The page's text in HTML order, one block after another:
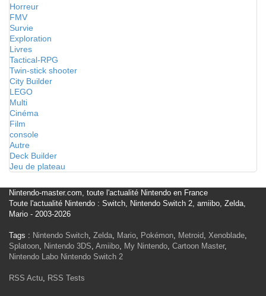
Horreur
FMV
Survie
Exploration
Livres
Tactical-RPG
Twin-stick shooter
City Builder
LEGO
Multi
Cinéma
Film
console
Autre
Deck Builder
Jeu de plateau
Nintendo-master.com, toute l'actualité Nintendo en France
Toute l'actualité Nintendo : Switch, Nintendo Switch 2, amiibo, Zelda,
Mario - 2003-2026
Tags : Nintendo Switch, Zelda, Mario, Pokémon, Metroid, Xenoblade,
Splatoon, Nintendo 3DS, Amiibo, My Nintendo, Cartoon Master,
Nintendo Labo Nintendo Switch 2
RSS Actu, RSS Tests